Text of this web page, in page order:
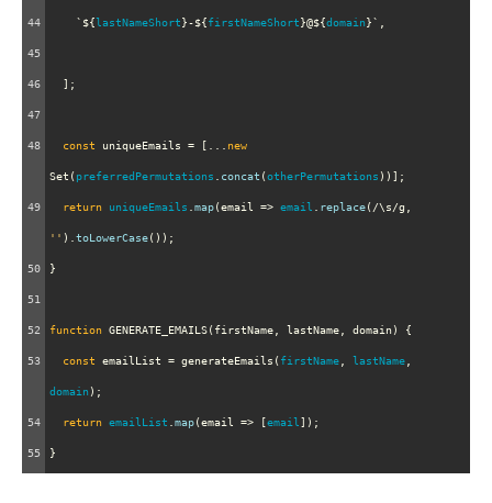
44 `${ lastNameShort }-${ firstNameShort }@${domain }` ,
45
46
  ];
47
48 const uniqueEmails = ... new
Set ( preferredPermutations . concat (otherPermutations ))];
49 return uniqueEmails .map(email => email . replace( /\s/g
'' ).toLowerCase());
50 }
51
52 function GENERATE_EMAILS( firstName, lastName, domain) {
53 const emailList = generateEmails ( firstName, lastName
domain );
54 return emailList .map(email => email ]);
55 }